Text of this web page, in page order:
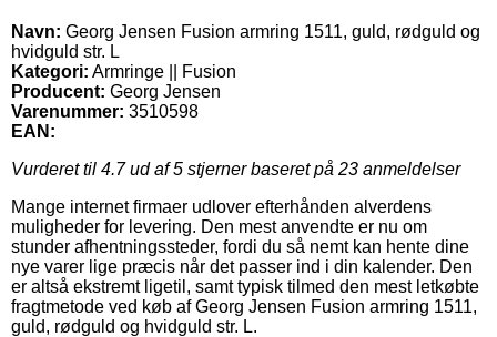
Navn: Georg Jensen Fusion armring 1511, guld, rødguld og
hvidguld str. L
Kategori: Armringe || Fusion
Producent: Georg Jensen
Varenummer: 3510598
EAN:
Vurderet til 4.7ud af 5 stjerner baseret på 23 anmeldelser
Mange internet firmaer udlover efterhånden alverdens
muligheder for levering. Den mest anvendte er nu om
stunder afhentningssteder, fordi du så nemt kan hente dine
nye varer lige præcis når det passer ind i din kalender. Den
er altså ekstremt ligetil, samt typisk tilmed den mest letkøbte
fragtmetode ved køb af Georg Jensen Fusion armring 1511,
guld, rødguld og hvidguld str. L.